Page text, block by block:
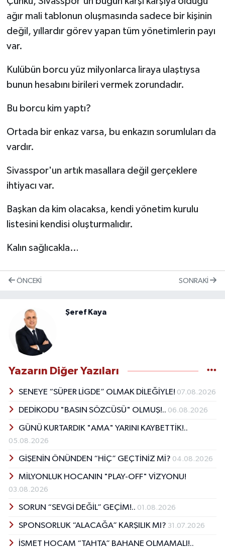
ağır mali tablonun oluşmasında sadece bir kişinin
değil, yıllardır görev yapan tüm yönetimlerin payı
var.
Kulübün borcu yüz milyonlarca liraya ulaştıysa
bunun hesabını birileri vermek zorundadır.
Bu borcu kim yaptı?
Ortada bir enkaz varsa, bu enkazın sorumluları da
vardır.
Sivasspor'un artık masallara değil gerçeklere
ihtiyacı var.
Başkan da kim olacaksa, kendi yönetim kurulu
listesini kendisi oluşturmalıdır.
Kalın sağlıcakla…
ÖNCEKI SONRAKI
Şeref Kaya
Yazarın Diğer Yazıları
SENEYE “SÜPER LİGDE” OLMAK DİLEĞİYLE! 07.08.2026
DEDİKODU "BASIN SÖZCÜSÜ" OLMUŞ!.. 06.08.2026
GÜNÜ KURTARDIK "AMA" YARINI KAYBETTİK!..
05.08.2026
GİŞENİN ÖNÜNDEN “HİÇ” GEÇTİNİZ Mİ? 04.08.2026
MİLYONLUK HOCANIN "PLAY-OFF" VİZYONU!
03.08.2026
SORUN “SEVGİ DEĞİL” GEÇİM!.. 01.08.2026
SPONSORLUK “ALACAĞA” KARŞILIK MI? 31.07.2026
İSMET HOCAM “TAHTA” BAHANE OLMAMALI!..